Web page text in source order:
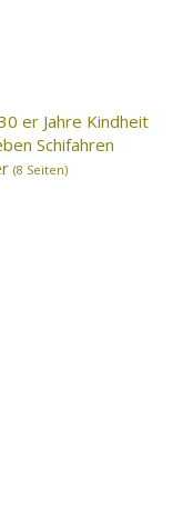
er Jahre Kindheit
Schifahren
(8 Seiten)